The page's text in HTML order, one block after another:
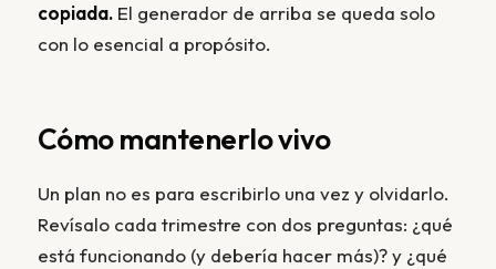
copiada. El generador de arriba se queda solo
con lo esencial a propósito.
Cómo mantenerlo vivo
Un plan no es para escribirlo una vez y olvidarlo.
Revísalo cada trimestre con dos preguntas: ¿qué
está funcionando (y debería hacer más)? y ¿qué